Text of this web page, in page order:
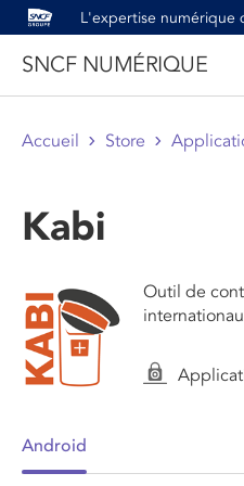
L'expertise numérique
SNCF NUMÉRIQUE
Accueil Store
Kabi
Outil de
Android